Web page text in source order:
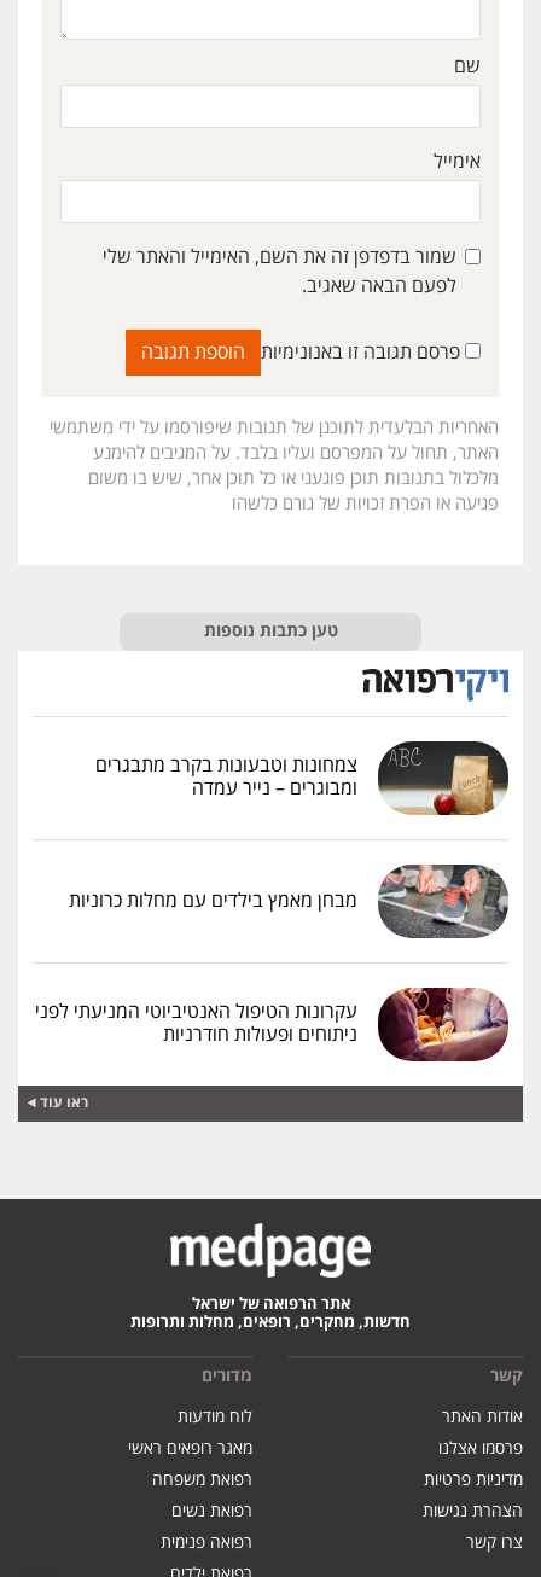
שם
אימייל
שמור בדפדפן זה את השם, האימייל והאתר שלי
לפעם הבאה שאגיב.
פרסם תגובה זו באנונימיות
האחריות הבלעדית לתוכנן של תגובות שיפורסמו על ידי משתמשי
האתר, תחול על המפרסם ועליו בלבד. על המגיבים להימנע
מלכלול בתגובות תוכן פוגעני או כל תוכן אחר, שיש בו משום
פגיעה או הפרת זכויות של גורם כלשהו
טען כתבות נוספות
צמחונות וטבעונות בקרב מתבגרים
ומבוגרים – נייר עמדה
מבחן מאמץ בילדים עם מחלות כרוניות
עקרונות הטיפול האנטיביוטי המניעתי לפני
ניתוחים ופעולות חודרניות
ראו עוד
אתר הרפואה של ישראל
חדשות, מחקרים, רופאים, מחלות ותרופות
קשר
אודות האתר
פרסמו אצלנו
מדיניות פרטיות
הצהרת נגישות
צרו קשר
מדורים
לוח מודעות
מאגר רופאים ראשי
רפואת משפחה
רפואת נשים
רפואה פנימית